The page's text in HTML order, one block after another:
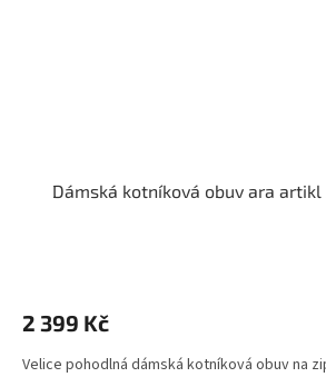
Dámská kotníková obuv ara artikl
2 399 Kč
Velice pohodlná dámská kotníková obuv na